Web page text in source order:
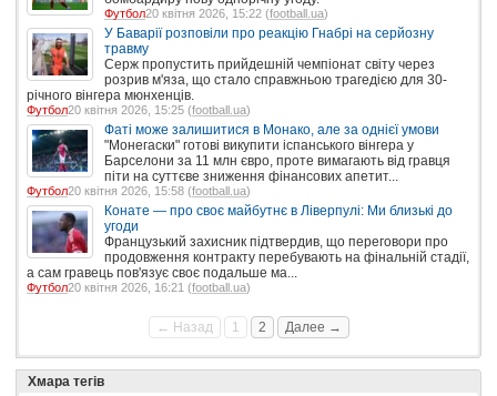
Футбол20 квітня 2026, 15:22 (football.ua)
У Баварії розповіли про реакцію Гнабрі на серйозну
травму
Серж пропустить прийдешній чемпіонат світу через
розрив м'яза, що стало справжньою трагедією для 30-
річного вінгера мюнхенців.
Футбол20 квітня 2026, 15:25 (football.ua)
Фаті може залишитися в Монако, але за однієї умови
"Монегаски" готові викупити іспанського вінгера у
Барселони за 11 млн євро, проте вимагають від гравця
піти на суттєве зниження фінансових апетит...
Футбол20 квітня 2026, 15:58 (football.ua)
Конате — про своє майбутнє в Ліверпулі: Ми близькі до
угоди
Французький захисник підтвердив, що переговори про
продовження контракту перебувають на фінальній стадії,
а сам гравець пов'язує своє подальше ма...
Футбол20 квітня 2026, 16:21 (football.ua)
← Назад 1 2 Далее →
Хмара тегів